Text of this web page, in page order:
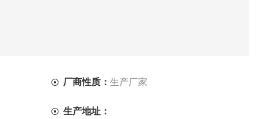
厂商性质： 生产厂家
生产地址：